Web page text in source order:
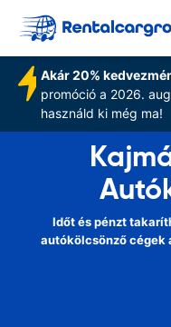
Akár 20%
promóció a 2026.
használd ki még ma!
Időt és pénzt
autókölcsönző cégek